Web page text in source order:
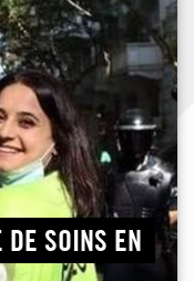
DE SOINS EN